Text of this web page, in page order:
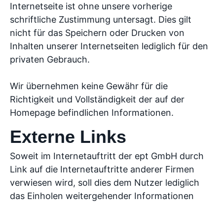
Internetseite ist ohne unsere vorherige
schriftliche Zustimmung untersagt. Dies gilt
nicht für das Speichern oder Drucken von
Inhalten unserer Internetseiten lediglich für den
privaten Gebrauch.
Wir übernehmen keine Gewähr für die
Richtigkeit und Vollständigkeit der auf der
Homepage befindlichen Informationen.
Externe Links
Soweit im Internetauftritt der ept GmbH durch
Link auf die Internetauftritte anderer Firmen
verwiesen wird, soll dies dem Nutzer lediglich
das Einholen weitergehender Informationen